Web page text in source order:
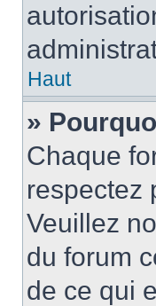
Haut
»
Chaque
respectez
Veuillez
du forum
de ce qui